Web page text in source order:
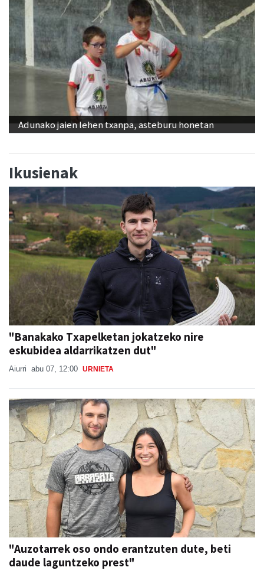
Adunako jaien lehen txanpa, asteburu honetan
Ikusienak
"Banakako Txapelketan jokatzeko nire
eskubidea aldarrikatzen dut"
Aiurri abu 07, 12:00 URNIETA
"Auzotarrek oso ondo erantzuten dute, beti
daude laguntzeko prest"